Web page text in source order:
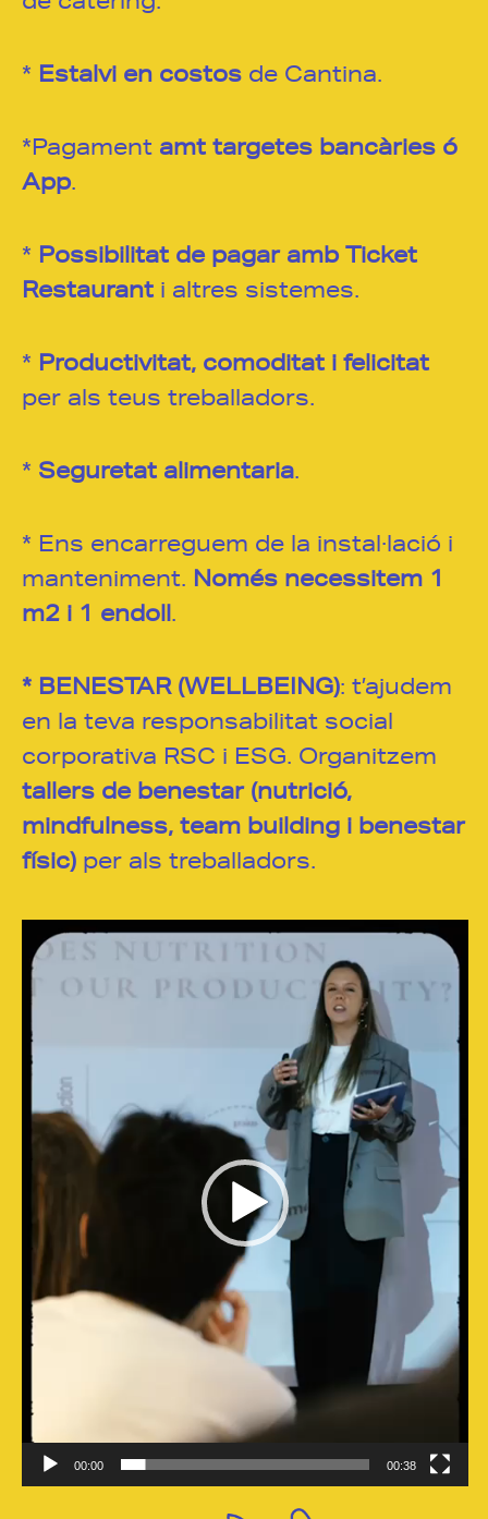
* Estalvi en costos de Cantina.
*Pagament amt targetes bancàries ó
App.
* Possibilitat de pagar amb Ticket
Restaurant i altres sistemes.
* Productivitat, comoditat i felicitat
per als teus treballadors.
* Seguretat alimentaria.
* Ens encarreguem de la instal·lació i
manteniment. Només necessitem 1
m2 i 1 endoll.
* BENESTAR (WELLBEING): t’ajudem
en la teva responsabilitat social
corporativa RSC i ESG. Organitzem
tallers de benestar (nutrició,
mindfulness, team building i benestar
físic) per als treballadors.
Reproductor
vídeo
00:00 00:38